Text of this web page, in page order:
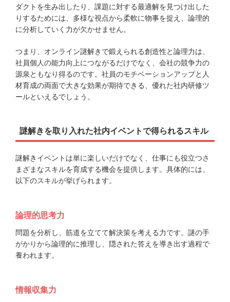
ダクトを生み出したり、課題に対する最適解を見つけ出した
りするためには、多様な視点から柔軟に物事を捉え、論理的
に分析していく力が欠かせません。
つまり、オンライン謎解きで鍛えられる創造性と論理力は、
社員個人の能力向上につながるだけでなく、会社の競争力の
源泉ともなり得るのです。社員のモチベーションアップと人
材育成の両面で大きな効果が期待できる、優れた社内研修ツ
ールといえるでしょう。
謎解きを取り入れた社内イベントで得られるスキル
謎解きイベントは単に楽しいだけでなく、仕事にも役立つさ
まざまなスキルを育成する機会を提供します。具体的には、
以下のスキルが挙げられます。
論理的思考力
問題を分析し、筋道を立てて解決策を考える力です。謎の手
がかりから論理的に推理し、隠された答えを導き出す過程で
養われます。
情報収集力